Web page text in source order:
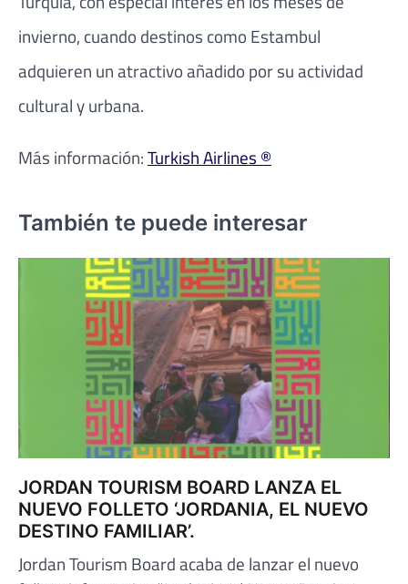
invierno, cuando destinos como Estambul
adquieren un atractivo añadido por su actividad
cultural y urbana.
Más información:Turkish Airlines ®
También te puede interesar
JORDAN TOURISM BOARD LANZA EL
NUEVO FOLLETO ‘JORDANIA, EL NUEVO
DESTINO FAMILIAR’.
Jordan Tourism Board acaba de lanzar el nuevo